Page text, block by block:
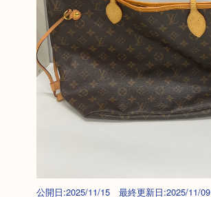
公開日:2025/11/15 最終更新日:2025/11/09